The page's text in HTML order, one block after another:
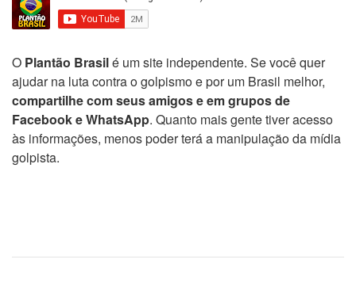
O Plantão Brasilé um site independente. Se você quer
ajudar na luta contra o golpismo e por um Brasil melhor,
compartilhe com seus amigos e em grupos de
Facebook e WhatsApp. Quanto mais gente tiver acesso
às informações, menos poder terá a manipulação da mídia
golpista.